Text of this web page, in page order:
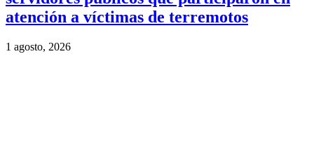
atención a víctimas de terremotos
1 agosto, 2026